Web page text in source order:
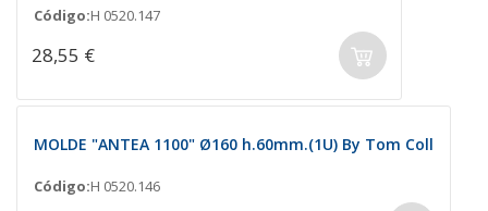
Código:H 0520.147
28,55 €
MOLDE "ANTEA 1100" Ø160 h.60mm.(1U) By Tom Coll
Código:H 0520.146